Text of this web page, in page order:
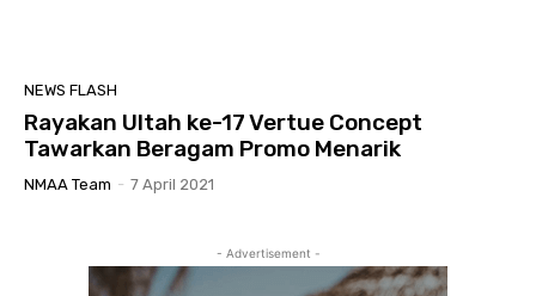
NEWS FLASH
Rayakan Ultah ke-17 Vertue Concept
Tawarkan Beragam Promo Menarik
NMAA Team - 7 April 2021
- Advertisement -